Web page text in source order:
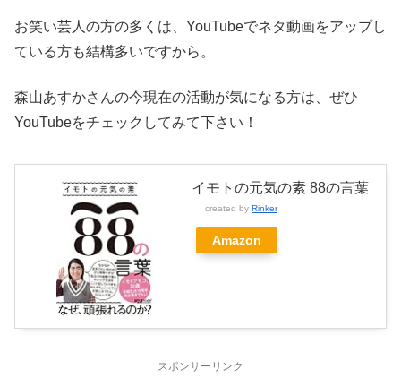
お笑い芸人の方の多くは、YouTubeでネタ動画をアップし
ている方も結構多いですから。
森山あすかさんの今現在の活動が気になる方は、ぜひ
YouTubeをチェックしてみて下さい！
イモトの元気の素 88の言葉
created by Rinker
Amazon
スポンサーリンク